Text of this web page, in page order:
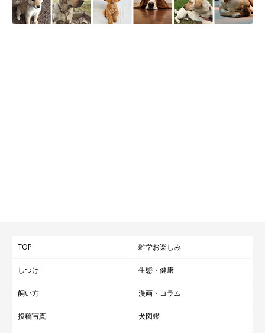
TOP 雑学お楽しみ
しつけ 生態・健康
飼い方 漫画・コラム
投稿写真 犬図鑑